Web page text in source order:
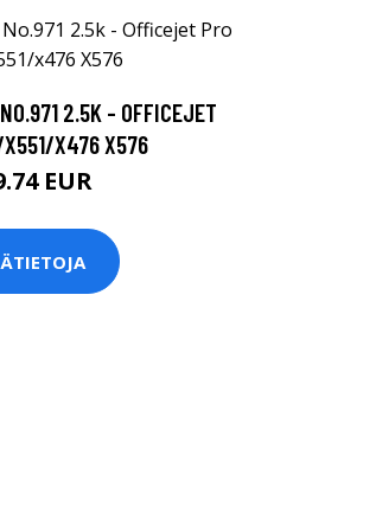
2.5K - OFFICEJET
X551/X476 X576
EUR